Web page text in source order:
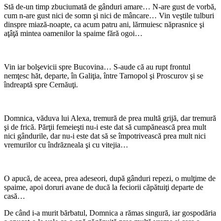
Stă de-un timp zbuciumată de gânduri amare… N-are gust de vorbă,
cum n-are gust nici de somn şi nici de mâncare… Vin veştile tulburi
dinspre miază-noapte, ca acum patru ani, lărmuiesc năprasnice şi
aţâţă mintea oamenilor la spaime fără ogoi…
Vin iar bolşevicii spre Bucovina… S-aude că au rupt frontul
nemţesc hăt, departe, în Galiţia, între Tarnopol şi Proscurov şi se
îndreaptă spre Cernăuţi.
Domnica, văduva lui Alexa, tremură de prea multă grijă, dar tremură
şi de frică. Părţii femeieşti nu-i este dat să cumpănească prea mult
nici gândurile, dar nu-i este dat să se împotrivească prea mult nici
vremurilor cu îndrăzneala şi cu vitejia…
O apucă, de aceea, prea adeseori, după gânduri repezi, o mulţime de
spaime, apoi doruri avane de ducă la feciorii căpătuiţi departe de
casă…
De când i-a murit bărbatul, Domnica a rămas singură, iar gospodăria